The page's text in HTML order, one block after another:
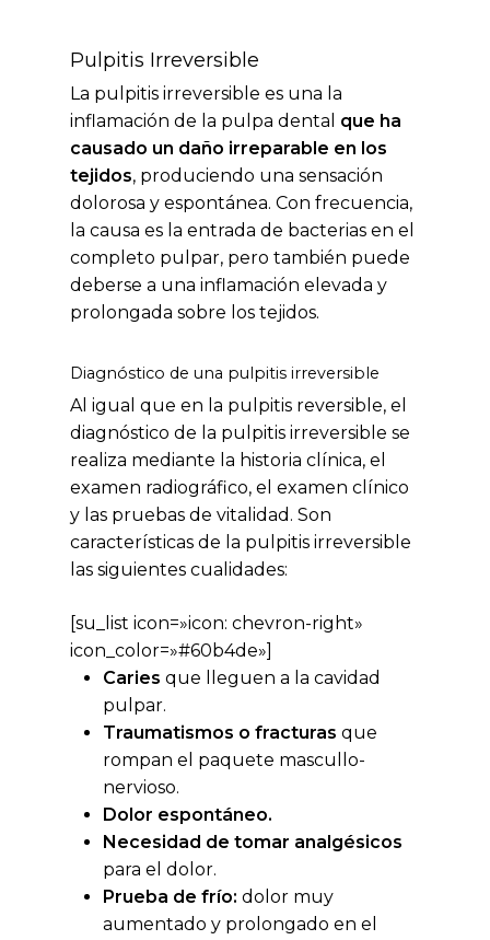
Pulpitis Irreversible
La pulpitis irreversible es una la
inflamación de la pulpa dental que ha
causado un daño irreparable en los
tejidos, produciendo una sensación
dolorosa y espontánea. Con frecuencia,
la causa es la entrada de bacterias en el
completo pulpar, pero también puede
deberse a una inflamación elevada y
prolongada sobre los tejidos.
Diagnóstico de una pulpitis irreversible
Al igual que en la pulpitis reversible, el
diagnóstico de la pulpitis irreversible se
realiza mediante la historia clínica, el
examen radiográfico, el examen clínico
y las pruebas de vitalidad. Son
características de la pulpitis irreversible
las siguientes cualidades:
[su_list icon=»icon: chevron-right»
icon_color=»#60b4de»]
Caries que lleguen a la cavidad
pulpar.
Traumatismos o fracturas que
rompan el paquete mascullo-
nervioso.
Dolor espontáneo.
Necesidad de tomar analgésicos
para el dolor.
Prueba de frío: dolor muy
aumentado y prolongado en el